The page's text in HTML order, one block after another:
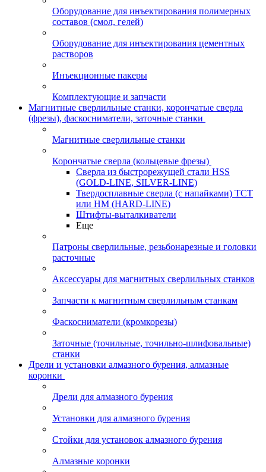
Оборудование для инъектирования полимерных
составов (смол, гелей)
Оборудование для инъектирования цементных
растворов
Инъекционные пакеры
Комплектующие и запчасти
Магнитные сверлильные станки, корончатые сверла
(фрезы), фаскосниматели, заточные станки
Магнитные сверлильные станки
Корончатые сверла (кольцевые фрезы)
Сверла из быстрорежущей стали HSS
(GOLD-LINE, SILVER-LINE)
Твердосплавные сверла (с напайками) ТСТ
или HM (HARD-LINE)
Штифты-выталкиватели
Еще
Патроны сверлильные, резьбонарезные и головки
расточные
Аксессуары для магнитных сверлильных станков
Запчасти к магнитным сверлильным станкам
Фаскосниматели (кромкорезы)
Заточные (точильные, точильно-шлифовальные)
станки
Дрели и установки алмазного бурения, алмазные
коронки
Дрели для алмазного бурения
Установки для алмазного бурения
Стойки для установок алмазного бурения
Алмазные коронки